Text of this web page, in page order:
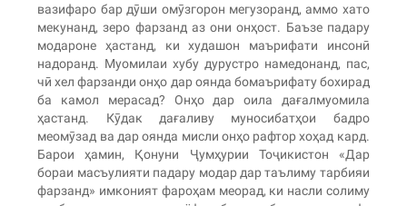
вазифаро бар дӯши омӯзгорон мегузоранд, аммо хато
мекунанд, зеро фарзанд аз они онҳост. Баъзе падару
модароне ҳастанд, ки худашон маърифати инсонӣ
надоранд. Муомилаи хубу дурустро намедонанд, пас,
чӣ хел фарзанди онҳо дар оянда бомаърифату бохирад
ба камол мерасад? Онҳо дар оила дағалмуомила
ҳастанд. Кӯдак дағаливу муносибатҳои бадро
меомӯзад ва дар оянда мисли онҳо рафтор хоҳад кард.
Барои ҳамин, Қонуни Ҷумҳурии Тоҷикистон «Дар
бораи масъулияти падару модар дар таълиму тарбияи
фарзанд» имконият фароҳам меорад, ки насли солиму